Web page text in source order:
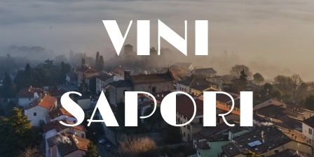
VINI
SAPORI